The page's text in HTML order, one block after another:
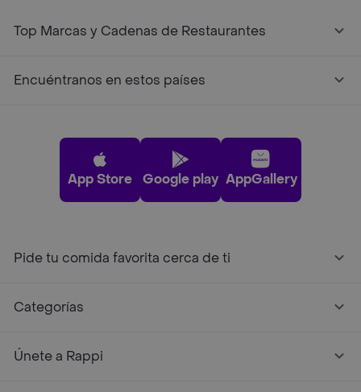
Top Marcas y Cadenas de Restaurantes
Encuéntranos en estos países
App Store Google play AppGallery
Pide tu comida favorita cerca de ti
Categorías
Únete a Rappi